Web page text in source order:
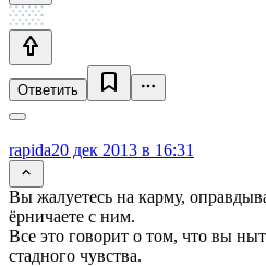
Ответить
rapida20 дек 2013 в 16:31
Вы жалуетесь на карму,
ёрничаете с ним.
Все это говорит о том, что вы
стадного чувства.